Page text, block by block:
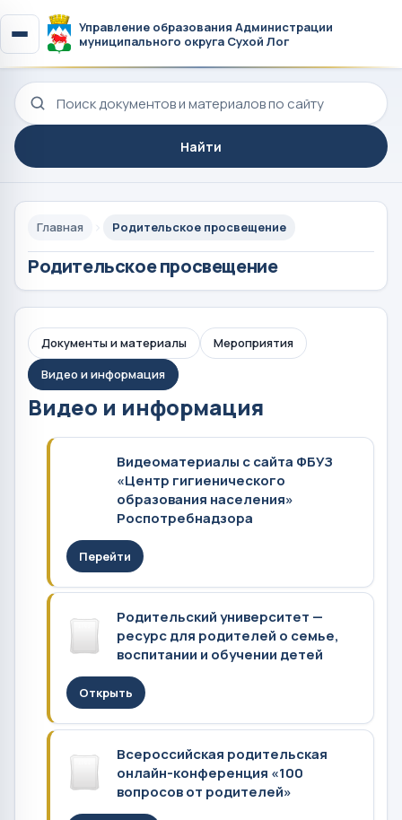
Управление образования Администрации
муниципального округа Сухой Лог
Поиск по сайту
Найти
Главная Родительское просвещение
Родительское просвещение
Документы и материалы
Мероприятия
Видео и информация
Видео и информация
Видеоматериалы с сайта ФБУЗ
«Центр гигиенического
образования населения»
Роспотребнадзора
Перейти
Родительский университет —
ресурс для родителей о семье,
воспитании и обучении детей
Открыть
Всероссийская родительская
онлайн-конференция «100
вопросов от родителей»